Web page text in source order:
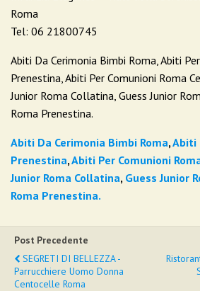
Roma
Tel: 06 21800745
Abiti Da Cerimonia Bimbi Roma, Abiti
Prenestina, Abiti Per Comunioni Roma
Junior Roma Collatina, Guess Junior
Roma Prenestina.
Abiti Da Cerimonia Bimbi Roma,Abiti
Prenestina,Abiti Per Comunioni
Junior Roma Collatina, Guess Junior
Roma Prenestina.
Post Precedente
SEGRETI DI BELLEZZA -
Parrucchiere Uomo Donna
Centocelle Roma